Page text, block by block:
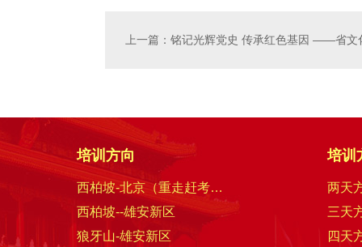
上一篇：铭记光辉党史 传承红色基因 ——省
培训方向
西柏坡-北京（重走赶考路）
西柏坡--雄安新区
狼牙山-雄安新区
培训
两天
三天
四天